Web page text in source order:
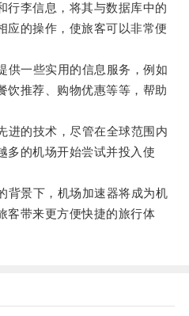
行李信息，将其与数据库中的
应的操作，使旅客可以非常便
一些实用的信息服务，例如
饮推荐、购物优惠等等，帮助
的技术，尽管在全球范围内
多的机场开始尝试并投入使
景下，机场加速器将成为机
客带来更方便快捷的旅行体